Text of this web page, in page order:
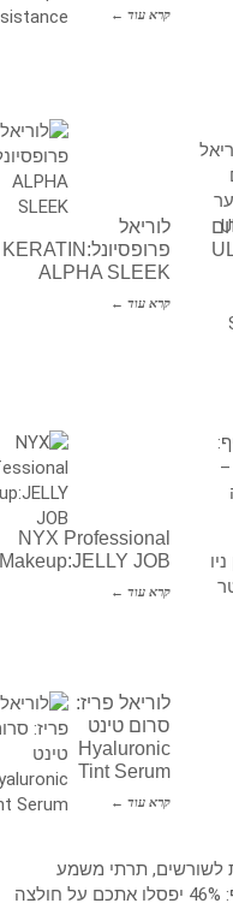
קרא עוד ←
לוריאל
פרופסיונל:KERATIN
ALPHA SLEEK
קרא עוד ←
NYX Professional
Makeup:JELLY JOB
קרא עוד ←
לוריאל פריז:
סרום טינט
Hyaluronic
Tint Serum
קרא עוד ←
לשורשים, תרתי משמע
מריחים את הסוף: 46% יפסלו אתכם על חולצה